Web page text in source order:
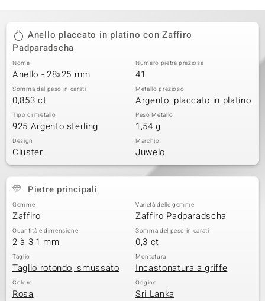
Classics
Anello placcato in platino con Zaffiro
Padparadscha
Nome
Anello - 28x25 mm
Numero pietre preziose
41
Somma del peso in carati
0,853 ct
Metallo prezioso
Argento, placcato in platino
Tipo di metallo
925 Argento sterling
Peso Metallo
1,54 g
Design
Cluster
Marchio
Juwelo
Pietre principali
Gemme
Zaffiro
Varietà delle gemme
Zaffiro Padparadscha
Quantità e dimensione
2 à 3,1 mm
Somma del peso in carati
0,3 ct
Taglio
Taglio rotondo, smussato
Montatura
Incastonatura a griffe
Colore
Rosa
Origine
Sri Lanka